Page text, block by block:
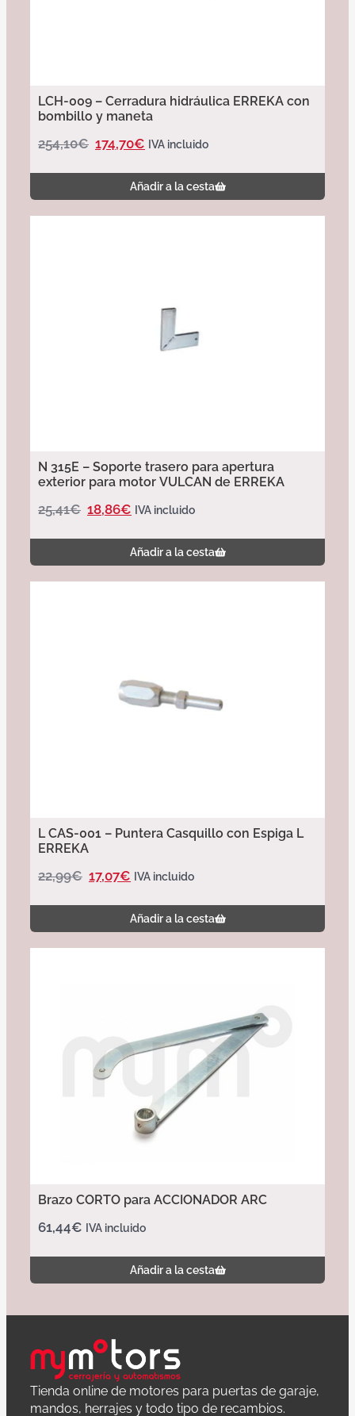
LCH-009 – Cerradura hidráulica ERREKA con
bombillo y maneta
254,10€ 174,70€ IVA incluido
Añadir a la cesta
N 315E – Soporte trasero para apertura
exterior para motor VULCAN de ERREKA
25,41€ 18,86€ IVA incluido
Añadir a la cesta
L CAS-001 – Puntera Casquillo con Espiga L
ERREKA
22,99€ 17,07€ IVA incluido
Añadir a la cesta
Brazo CORTO para ACCIONADOR ARC
61,44€ IVA incluido
Añadir a la cesta
Tienda online de motores para puertas de garaje,
mandos, herrajes y todo tipo de recambios.